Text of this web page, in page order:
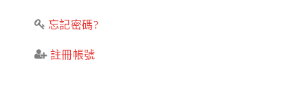
忘記密碼?
註冊帳號